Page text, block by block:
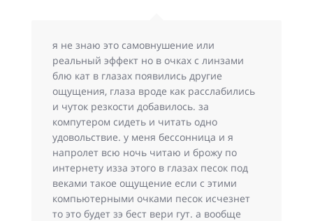
я не знаю это самовнушение или
реальный эффект но в очках с линзами
блю кат в глазах появились другие
ощущения, глаза вроде как расслабились
и чуток резкости добавилось. за
компутером сидеть и читать одно
удовольствие. у меня бессонница и я
напролет всю ночь читаю и брожу по
интернету изза этого в глазах песок под
веками такое ощущение если с этими
компьютерными очками песок исчезнет
то это будет зэ бест вери гут. а вообще